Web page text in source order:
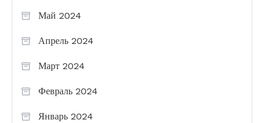
Май 2024
Апрель 2024
Март 2024
Февраль 2024
Январь 2024